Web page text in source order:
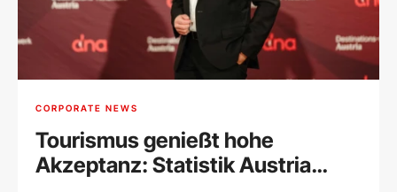
CORPORATE NEWS
Tourismus genießt hohe
Akzeptanz: Statistik Austria